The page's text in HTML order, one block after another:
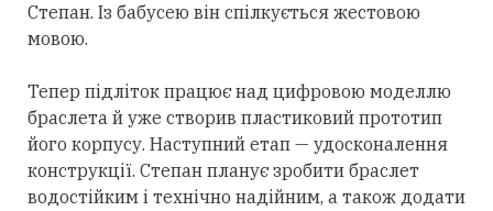
Степан. Із бабусею він спілкується жестовою
мовою.
Тепер підліток працює над цифровою моделлю
браслета й уже створив пластиковий прототип
його корпусу. Наступний етап — удосконалення
конструкції. Степан планує зробити браслет
водостійким і технічно надійним, а також додати